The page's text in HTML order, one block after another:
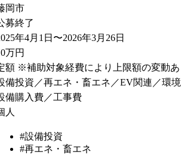
岡市
募終了
年4月1日〜2026年3月26日
万円
額 ※補助対象経費により上限額の変動あ
備投資／再エネ・畜エネ／EV関連／環
備購入費／工事費
人
#設備投資
#再エネ・畜エネ